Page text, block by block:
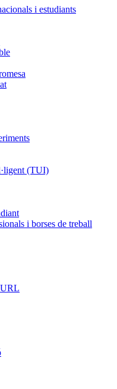
i estudiants
(TUI)
i borses de treball
URL